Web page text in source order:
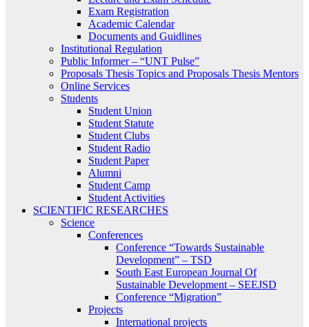
Exam Registration
Academic Calendar
Documents and Guidlines
Institutional Regulation
Public Informer – “UNT Pulse”
Proposals Thesis Topics and Proposals Thesis Mentors
Online Services
Students
Student Union
Student Statute
Student Clubs
Student Radio
Student Paper
Alumni
Student Camp
Student Activities
SCIENTIFIC RESEARCHES
Science
Conferences
Conference “Towards Sustainable
Development” – TSD
South East European Journal Of
Sustainable Development – SEEJSD
Conference “Migration”
Projects
International projects